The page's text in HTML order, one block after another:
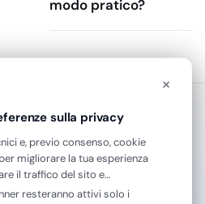
modo pratico?
nuova piattaforma online:
nel settore del monouso,
×
sulla privacy
e, previo consenso, cookie
migliorare la tua esperienza
il traffico del sito e
personalizzati. Puoi
resteranno attivi solo i